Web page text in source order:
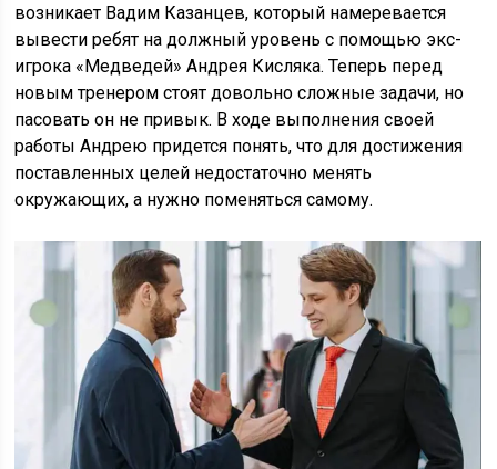
возникает Вадим Казанцев, который намеревается
вывести ребят на должный уровень с помощью экс-
игрока «Медведей» Андрея Кисляка. Теперь перед
новым тренером стоят довольно сложные задачи, но
пасовать он не привык. В ходе выполнения своей
работы Андрею придется понять, что для достижения
поставленных целей недостаточно менять
окружающих, а нужно поменяться самому.